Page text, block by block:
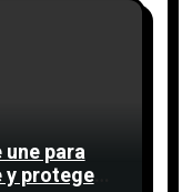
para
proteger